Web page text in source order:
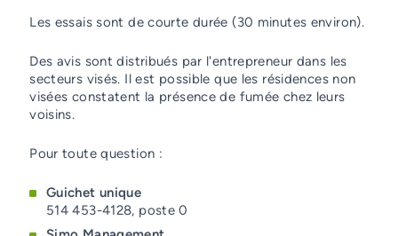
Les essais sont de courte durée (30 minutes environ).
Des avis sont distribués par l'entrepreneur dans les
secteurs visés. Il est possible que les résidences non
visées constatent la présence de fumée chez leurs
voisins.
Pour toute question :
Guichet unique
514 453-4128, poste 0